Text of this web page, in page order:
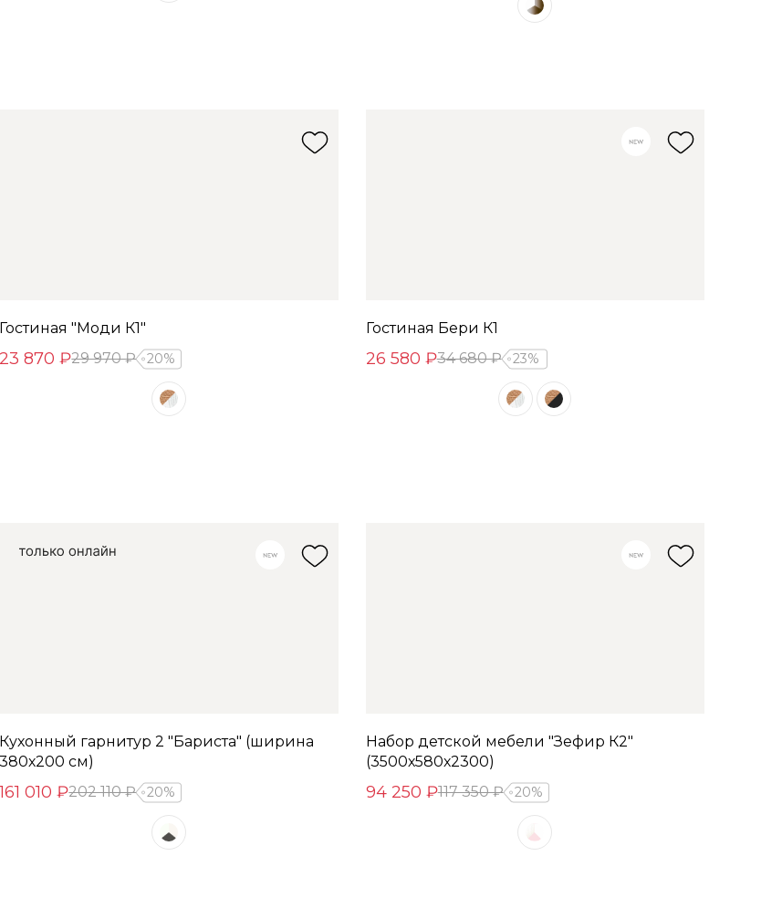
Гостиная "Моди К1"
23 870 ₽29 970 ₽ 20%
Гостиная Бери К1
26 580 ₽34 680 ₽ 23%
Кухонный гарнитур 2 "Бариста" (ширина
380х200 см)
161 010 ₽202 110 ₽ 20%
Набор детской мебели "Зефир К2"
(3500х580х2300)
94 250 ₽117 350 ₽ 20%